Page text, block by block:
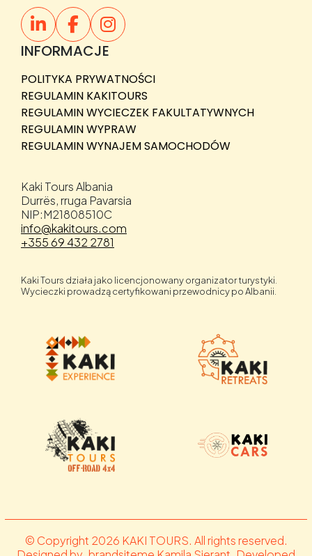
INFORMACJE
POLITYKA PRYWATNOŚCI
REGULAMIN KAKITOURS
REGULAMIN WYCIECZEK FAKULTATYWNYCH
REGULAMIN WYPRAW
REGULAMIN WYNAJEM SAMOCHODÓW
Kaki Tours Albania
Durrës, rruga Pavarsia
NIP:M21808510C
info@kakitours.com
+355 69 432 2781
Kaki Tours działa jako licencjonowany organizator turystyki.
Wycieczki prowadzą certyfikowani przewodnicy po Albanii.
© Copyright 2026 KAKI TOURS. All rights reserved.